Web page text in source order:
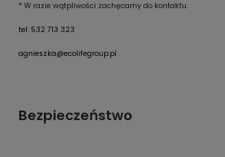
* W razie wątpliwości zachęcamy do kontaktu.
tel: 532 713 323
agnieszka@ecolifegroup.pl
Bezpieczeństwo